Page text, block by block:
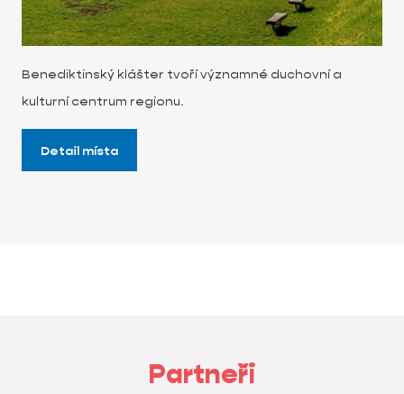
Benediktinský klášter tvoří významné duchovní a
kulturní centrum regionu.
Detail místa
Partneři